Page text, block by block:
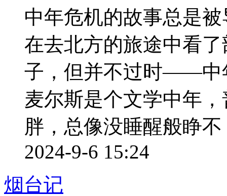
中年危机的故事总是
在去北方的旅途中看
子，但并不过时——中
麦尔斯是个文学中年
胖，总像没睡醒般睁不
2024-9-6 15:24
烟台记